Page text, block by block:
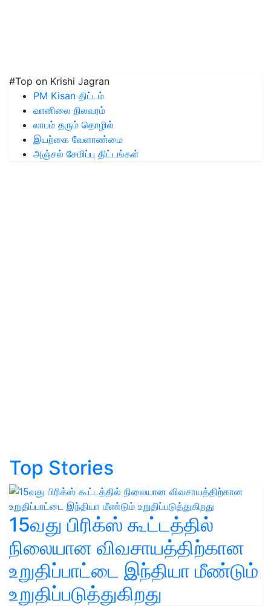
#Top on Krishi Jagran
PM Kisan திட்டம்
வானிலை நிலவரம்
லாபம் தரும் தொழில்
இயற்கை வேளாண்மை
அஞ்சல் சேமிப்பு திட்டங்கள்
Top Stories
15வது பிரிக்ஸ் கூட்டத்தில்
நிலையான விவசாயத்திற்கான
உறுதிப்பாட்டை இந்தியா மீண்டும்
உறுதிப்படுத்துகிறது